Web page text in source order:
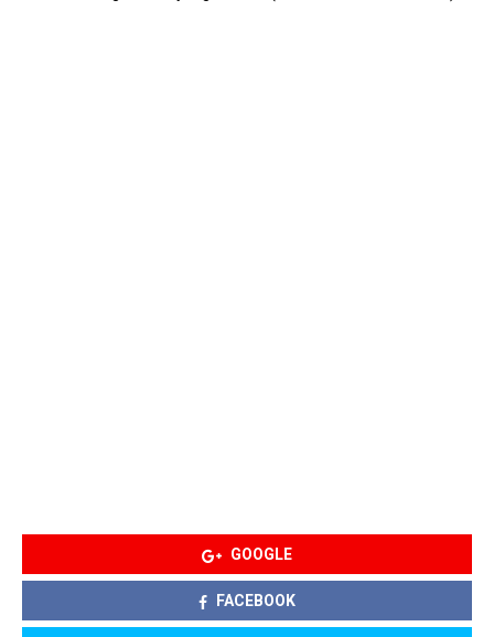
GOOGLE
FACEBOOK